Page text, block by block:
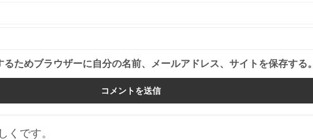
ためブラウザーに自分の名前、メールアドレス、サイトを保存する。
くです。